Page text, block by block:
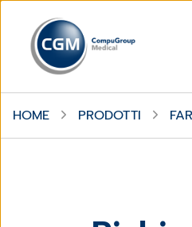
HOME PRODOTTI